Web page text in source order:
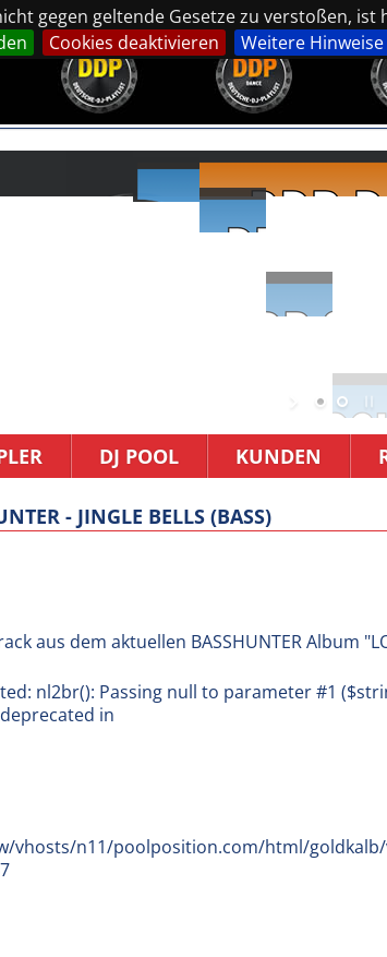
gegen geltende Gesetze zu verstoßen,
Cookies deaktivieren Weitere Hinweise
DJ POOL KUNDEN
- JINGLE BELLS (BASS)
aus dem aktuellen BASSHUNTER Album
nl2br(): Passing null to parameter #1
in
vhosts/n11/poolposition.com/html/